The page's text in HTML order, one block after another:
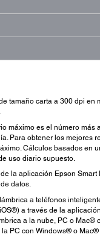
tamaño carta a 300 dpi en
máximo es el número más
Para obtener los mejores
Cálculos basados en
uso diario supuesto.
la aplicación Epson Smart
datos.
a teléfonos
a través de la
a la nube, PC o Mac®
PC con Windows® o